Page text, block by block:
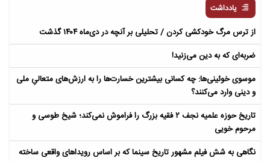
یادداشت
از ترس مرگ خودکشی کردن / تحلیلی بر آنچه در دی‌ماه ۱۴۰۴ گذشت
ضربه‌ای که به دین می‌زنید!
موسوی خوئینی‌ها: چه کسانی بیشترین خسارت‌ها را به ارزش‌های متعالیِ ملی
و دینی وارد می‌کنند؟
تاریخ حوزه علمیه نجف ۲ فقیه بزرگ را فراموش نمی‌کند؛ شیخ طوسی و
مرحوم خویی
نگاهی به شش فیلم مشهور تاریخ سینما که بر اساس رویداهای واقعی ساخته